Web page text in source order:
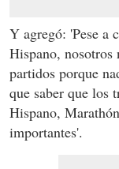
Y agregó: 'Pese a
Hispano, nosotros
partidos porque
que saber que los
Hispano,
importantes'.